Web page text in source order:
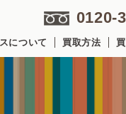
0120-
について 買取方法